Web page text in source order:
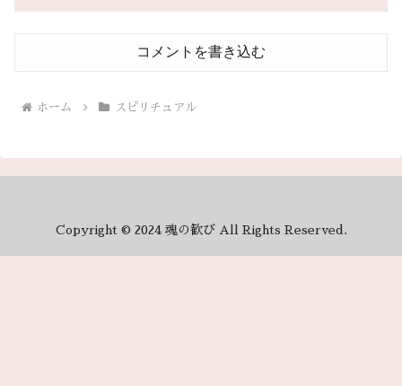
コメントを書き込む
ホーム スピリチュアル
Copyright © 2024 魂の歓び All Rights Reserved.